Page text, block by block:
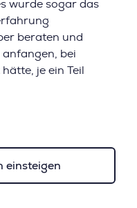
wurde sogar das
beraten und
anfangen, bei
je ein Teil
einsteigen